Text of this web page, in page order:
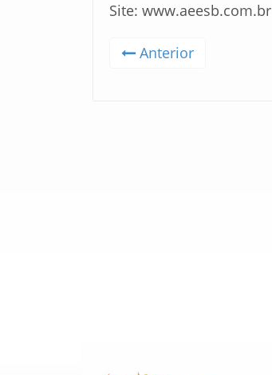
Site: www.aeesb.com.br
Anterior